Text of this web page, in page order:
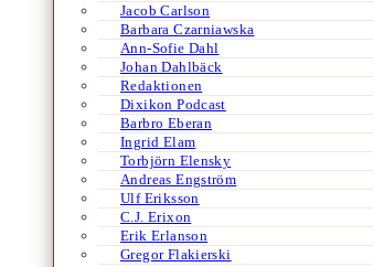
Jacob Carlson
Barbara Czarniawska
Ann-Sofie Dahl
Johan Dahlbäck
Redaktionen
Dixikon Podcast
Barbro Eberan
Ingrid Elam
Torbjörn Elensky
Andreas Engström
Ulf Eriksson
C.J. Erixon
Erik Erlanson
Gregor Flakierski